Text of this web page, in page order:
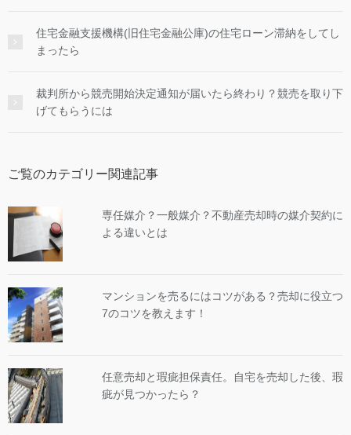
住宅金融支援機構(旧住宅金融公庫)の住宅ローン滞納をしてし
まったら
裁判所から競売開始決定通知が届いたら終わり？競売を取り下
げてもらうには
ご覧のカテゴリー関連記事
専任媒介？一般媒介？不動産売却時の媒介契約に
よる違いとは
マンションを売るにはコツがある？売却に役立つ
7のコツを教えます！
任意売却と瑕疵担保責任。自宅を売却した後、瑕
疵が見つかったら？